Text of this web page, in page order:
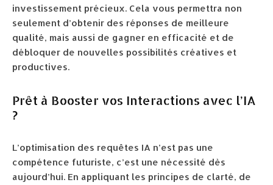
investissement précieux. Cela vous permettra non
seulement d’obtenir des réponses de meilleure
qualité, mais aussi de gagner en efficacité et de
débloquer de nouvelles possibilités créatives et
productives.
Prêt à Booster vos Interactions avec l’IA
?
L’optimisation des requêtes IA n’est pas une
compétence futuriste, c’est une nécessité dès
aujourd’hui. En appliquant les principes de clarté, de